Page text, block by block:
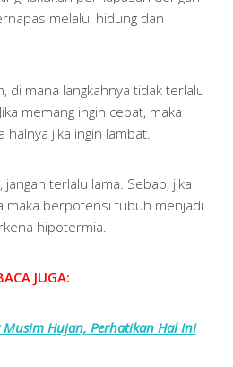
melalui hidung dan
di mana langkahnya tidak terlalu
memang ingin cepat, maka
jika ingin lambat.
terlalu lama. Sebab, jika
maka berpotensi tubuh menjadi
hipotermia.
JUGA:
Hujan, Perhatikan Hal Ini